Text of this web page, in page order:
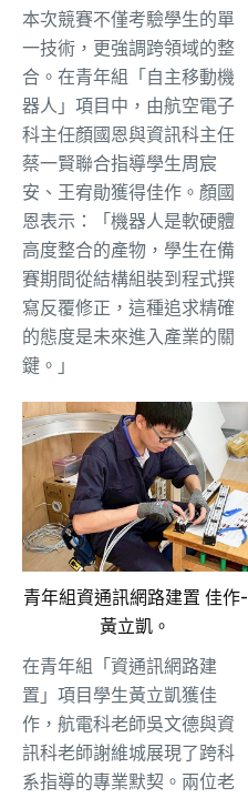
本次競賽不僅考驗學生的單
一技術，更強調跨領域的整
合。在青年組「自主移動機
器人」項目中，由航空電子
科主任顏國恩與資訊科主任
蔡一賢聯合指導學生周宸
安、王宥勛獲得佳作。顏國
恩表示：「機器人是軟硬體
高度整合的產物，學生在備
賽期間從結構組裝到程式撰
寫反覆修正，這種追求精確
的態度是未來進入產業的關
鍵。」
青年組資通訊網路建置 佳作-
黃立凱。
在青年組「資通訊網路建
置」項目學生黃立凱獲佳
作，航電科老師吳文德與資
訊科老師謝維城展現了跨科
系指導的專業默契。兩位老